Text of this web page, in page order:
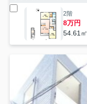
2階
8万円
54.61㎡